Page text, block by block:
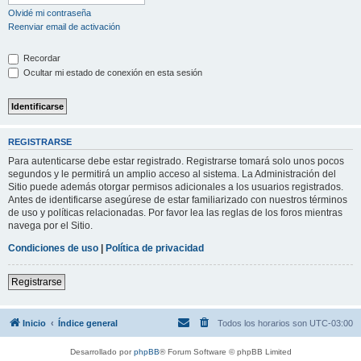
Olvidé mi contraseña
Reenviar email de activación
Recordar
Ocultar mi estado de conexión en esta sesión
REGISTRARSE
Para autenticarse debe estar registrado. Registrarse tomará solo unos pocos
segundos y le permitirá un amplio acceso al sistema. La Administración del
Sitio puede además otorgar permisos adicionales a los usuarios registrados.
Antes de identificarse asegúrese de estar familiarizado con nuestros términos
de uso y políticas relacionadas. Por favor lea las reglas de los foros mientras
navega por el Sitio.
Condiciones de uso | Política de privacidad
Registrarse
Inicio Índice general Todos los horarios son UTC-03:00
Desarrollado porphpBB® Forum Software © phpBB Limited